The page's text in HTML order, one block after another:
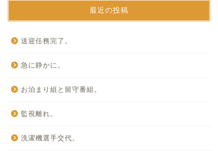
最近の投稿
送迎任務完了。
急に静かに。
お泊まり組と留守番組。
監視離れ。
洗濯機選手交代。